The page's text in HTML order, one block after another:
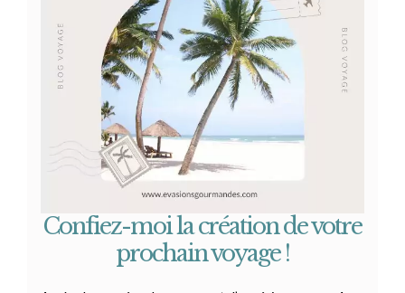
Confiez-moi la création de votre
prochain voyage !